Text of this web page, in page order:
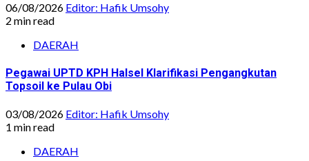
06/08/2026 Editor: Hafik Umsohy
2 min read
DAERAH
Pegawai UPTD KPH Halsel Klarifikasi Pengangkutan
Topsoil ke Pulau Obi
03/08/2026 Editor: Hafik Umsohy
1 min read
DAERAH